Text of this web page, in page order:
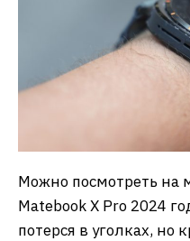
Можно посмотреть на
Matebook X Pro 2024
потерся в уголках, но